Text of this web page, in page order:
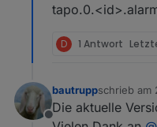
D 1 Antwort
Offline
bautruppschrieb am
zuletzt
Die aktuelle